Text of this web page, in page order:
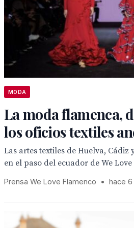
MODA
La moda flamenca,
los oficios textiles
Las artes textiles de Huelva, Cádiz
en el paso del ecuador de We
Prensa We Love Flamenco • hace